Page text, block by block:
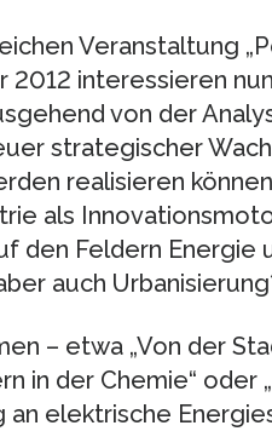
Veranstaltung
2012 interessieren
von der
strategischer
realisieren
als
den Feldern Energie
auch
– etwa „Von der
in der Chemie“ oder
elektrische